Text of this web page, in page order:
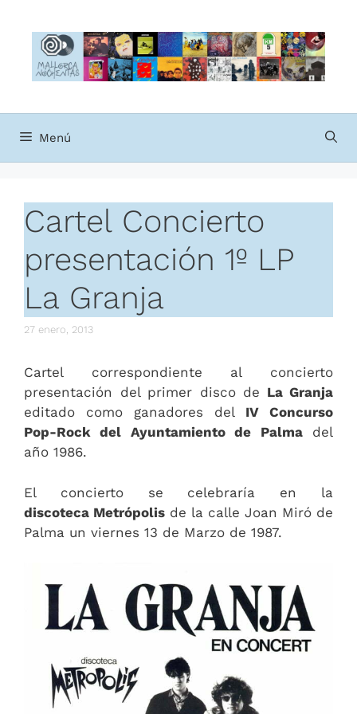
contenido
Menú
Cartel Concierto
presentación 1º LP
La Granja
27 enero, 2013
Cartel correspondiente al concierto
presentación del primer disco de La Granja
editado como ganadores del IV Concurso
Pop-Rock del Ayuntamiento de Palmadel
año 1986.
El concierto se celebraría en la
discoteca Metrópolis de la calle Joan Miró de
Palma un viernes 13 de Marzo de 1987.